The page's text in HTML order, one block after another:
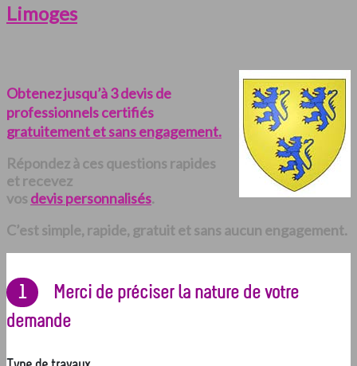
Limoges
Obtenez jusqu’à 3 devis de
professionnels certifiés
gratuitement et sans engagement.
Répondez à ces questions rapides
et recevez
vos devis personnalisés.
C’est simple, rapide, gratuit et sans aucun engagement.